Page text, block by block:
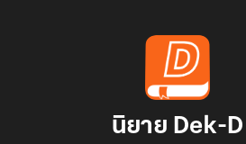
นิยาย Dek-D